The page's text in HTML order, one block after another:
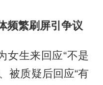
频繁刷屏引争议
女生来回应“不是
被质疑后回应“有